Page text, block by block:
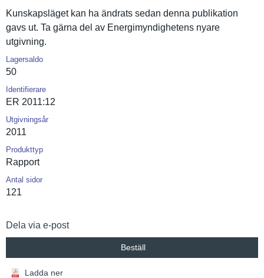
Kunskapslä­get kan ha ändrats sedan denna publikatio­n
gavs ut. Ta gärna del av Energimynd­ighetens nyare
utgivning.
Lagersaldo
50
Identifierare
ER 2011:12
Utgivningsår
2011
Produkttyp
Rapport
Antal sidor
121
Dela via e-post
Beställ
Ladda ner